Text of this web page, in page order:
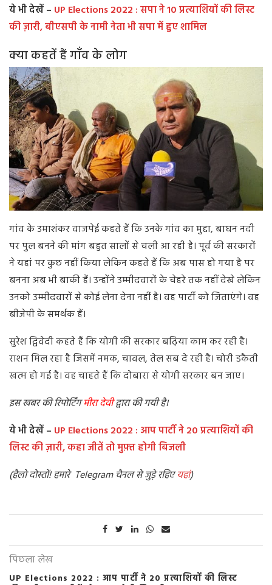
ये भी देखें – UP Elections 2022 : सपा ने 10 प्रत्याशियों की लिस्ट
की ज़ारी, बीएसपी के नामी नेता भी सपा में हुए शामिल
क्या कहतें हैं गाँव के लोग
गांव के उमाशंकर वाजपेई कहते हैं कि उनके गांव का मुद्दा, बाघन नदी
पर पुल बनने की मांग बहुत सालों से चली आ रही है। पूर्व की सरकारों
ने यहां पर कुछ नहीं किया लेकिन कहते हैं कि अब पास हो गया है पर
बनना अब भी बाकी हैं। उन्होंने उम्मीदवारों के चेहरे तक नहीं देखे लेकिन
उनको उम्मीदवारों से कोई लेना देना नहीं है। वह पार्टी को जिताएंगे। वह
बीजेपी के समर्थक हैं।
सुरेश द्विवेदी कहते हैं कि योगी की सरकार बढ़िया काम कर रही है।
राशन मिल रहा है जिसमें नमक, चावल, तेल सब दे रही है। चोरी डकैती
खत्म हो गई है। वह चाहते हैं कि दोबारा से योगी सरकार बन जाए।
इस खबर की रिपोर्टिंगमीरा देवीद्वारा की गयी है।
ये भी देखें – UP Elections 2022 : आप पार्टी ने 20 प्रत्याशियों की
लिस्ट की ज़ारी, कहा जीतें तो मुफ़्त होगी बिजली
(हैलो दोस्तों! हमारे Telegram चैनल से जुड़े रहिएयहां)
पिछला लेख
UP Elections 2022 : आप पार्टी ने 20 प्रत्याशियों की लिस्ट